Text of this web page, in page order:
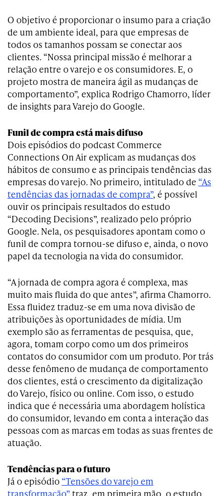
O objetivo é proporcionar o insumo para a criação
de um ambiente ideal, para que empresas de
todos os tamanhos possam se conectar aos
clientes. “Nossa principal missão é melhorar a
relação entre o varejo e os consumidores. E, o
projeto mostra de maneira ágil as mudanças de
comportamento”, explica Rodrigo Chamorro, líder
de insights para Varejo do Google.
Funil de compra está mais difuso
Dois episódios do podcast Commerce
Connections On Air explicam as mudanças dos
hábitos de consumo e as principais tendências das
empresas do varejo. No primeiro, intitulado de “As
tendências das jornadas de compra”, é possível
ouvir os principais resultados do estudo
“Decoding Decisions”, realizado pelo próprio
Google. Nela, os pesquisadores apontam como o
funil de compra tornou-se difuso e, ainda, o novo
papel da tecnologia na vida do consumidor.
“A jornada de compra agora é complexa, mas
muito mais fluida do que antes”, afirma Chamorro.
Essa fluidez traduz-se em uma nova divisão de
atribuições às oportunidades de mídia. Um
exemplo são as ferramentas de pesquisa, que,
agora, tomam corpo como um dos primeiros
contatos do consumidor com um produto. Por trás
desse fenômeno de mudança de comportamento
dos clientes, está o crescimento da digitalização
do Varejo, físico ou online. Com isso, o estudo
indica que é necessária uma abordagem holística
do consumidor, levando em conta a interação das
pessoas com as marcas em todas as suas frentes de
atuação.
Tendências para o futuro
Já o episódio “Tensões do varejo em
transformação” traz, em primeira mão, o estudo